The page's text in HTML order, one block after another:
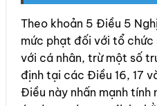
Theo khoản 5 Điều 5
mức phạt đối với tổ
với cá nhân, trừ một số
định tại các Điều 16, 17
Điều này nhấn mạnh tính